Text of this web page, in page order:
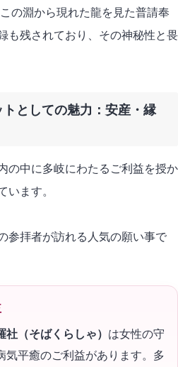
の淵から現れた龍を見た普請奉
も残されており、その神秘性と畏
としての魅力：安産・縁
の中に多岐にわたるご利益を授か
います。
参拝者が訪れる人気の願い事で
社（そばくらしゃ） は女性の守
気平癒のご利益があります。多